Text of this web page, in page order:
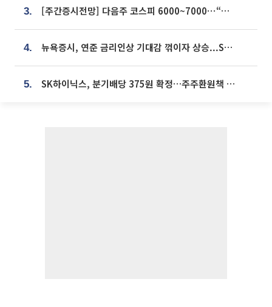
3. [주간증시전망] 다음주 코스피 6000~7000⋯“外人 수급은 정책이 변수”
4. 뉴욕증시, 연준 금리인상 기대감 꺾이자 상승...S&P500 사상 최고치 [종합]
5. SK하이닉스, 분기배당 375원 확정…주주환원책 9월로 앞당겨 발표